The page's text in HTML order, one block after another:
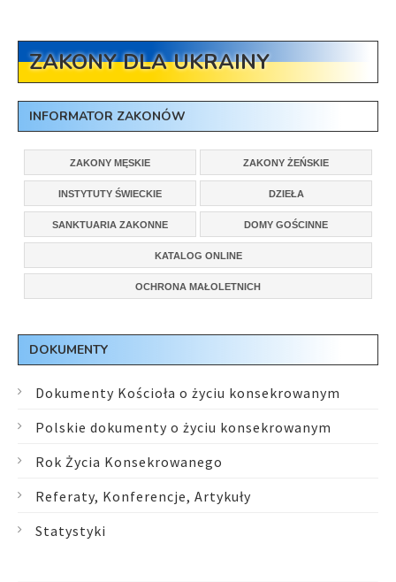
ZAKONY DLA UKRAINY
INFORMATOR ZAKONÓW
ZAKONY MĘSKIE ZAKONY ŻEŃSKIE
INSTYTUTY ŚWIECKIE DZIEŁA
SANKTUARIA ZAKONNE DOMY GOŚCINNE
KATALOG ONLINE
OCHRONA MAŁOLETNICH
DOKUMENTY
Dokumenty Kościoła o życiu konsekrowanym
Polskie dokumenty o życiu konsekrowanym
Rok Życia Konsekrowanego
Referaty, Konferencje, Artykuły
Statystyki